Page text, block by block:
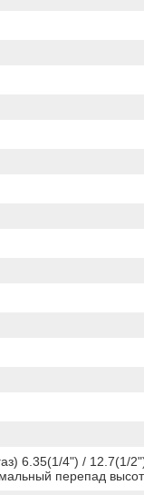
6.35(1/4") / 12.7(1/
перепад высот